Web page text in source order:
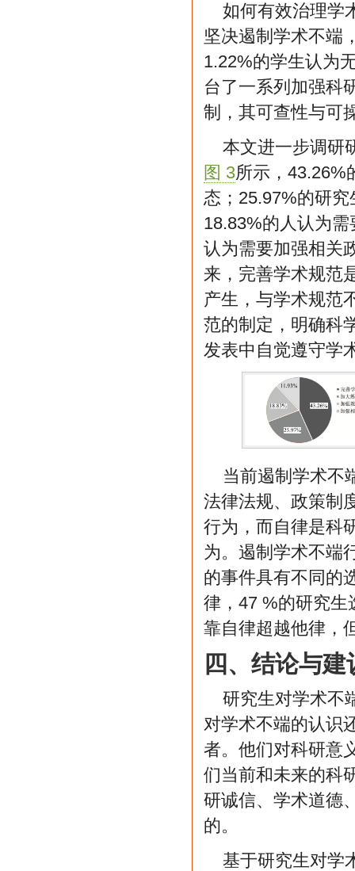
如何有效治理学
坚决遏制学术不端
1.22%的学生认为
台了一系列加强科
制，其可查性与可
本文进一步调研
图 3所示，43.26%
态；25.97%的研
18.83%的人认为
认为需要加强相关
来，完善学术规范
产生，与学术规范
范的制定，明确科
发表中自觉遵守学
当前遏制学术不
法律法规、政策制
行为，而自律是科
为。遏制学术不端
的事件具有不同的
律，47 %的研究生
靠自律超越他律，
四、结论与建
研究生对学术不
对学术不端的认识
者。他们对科研意
们当前和未来的科
研诚信、学术道德
的。
基于研究生对学